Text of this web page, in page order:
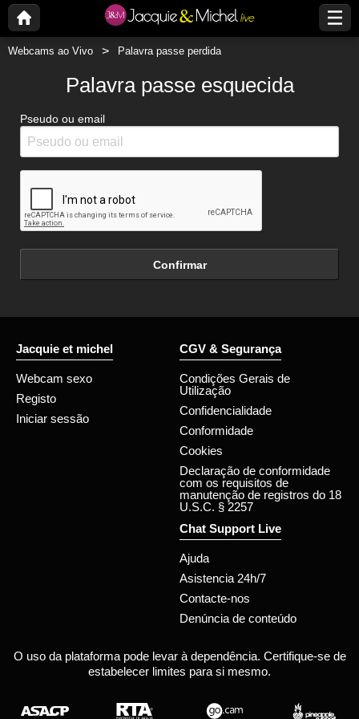
Webcams ao Vivo Palavra passe perdida
Palavra passe esquecida
Pseudo ou email
Confirmar
Jacquie et michel
Webcam sexo
Registo
Iniciar sessão
CGV & Segurança
Condições Gerais de
Utilização
Confidencialidade
Conformidade
Cookies
Declaração de conformidade
com os requisitos de
manutenção de registros do 18
U.S.C. § 2257
Chat Support Live
Ajuda
Asistencia 24h/7
Contacte-nos
Denúncia de conteúdo
O uso da plataforma pode levar à dependência. Certifique-se de
estabelecer limites para si mesmo.